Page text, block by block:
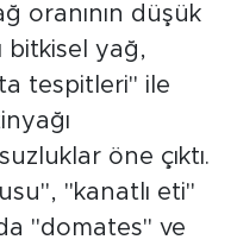
oranının düşük
bitkisel yağ,
tespitleri" ile
öne çıktı.
"kanatlı eti"
"domates" ve